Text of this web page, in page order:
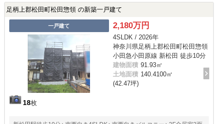
足柄上郡松田町松田惣領 の新築一戸建て
一戸建て
18枚
2,180万円
4SLDK / 2026年
神奈川県足柄上郡松田町松田惣領
小田急小田原線 新松田 徒歩10分
建物面積 91.93㎡
土地面積 140.4100㎡
(42.47坪)